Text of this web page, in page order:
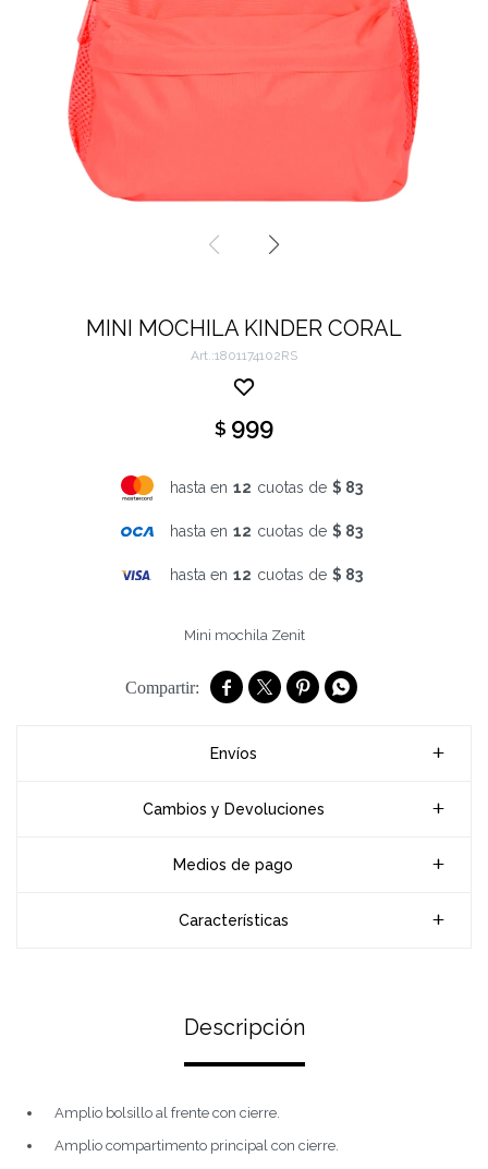
MINI MOCHILA KINDER CORAL
1801174102RS
$ 999
hasta en 12 cuotas de $ 83
hasta en 12 cuotas de $ 83
hasta en 12 cuotas de $ 83
Mini mochila Zenit
   
Envíos
Cambios y Devoluciones
Medios de pago
Características
Descripción
Amplio bolsillo al frente con cierre.
Amplio compartimento principal con cierre.